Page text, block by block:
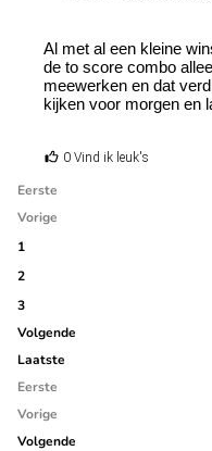
Al met al een kleine
de to score combo
meewerken en dat
kijken voor morgen en
0 Vind ik leuk's
Eerste
Vorige
1
2
3
Volgende
Laatste
Eerste
Vorige
Volgende